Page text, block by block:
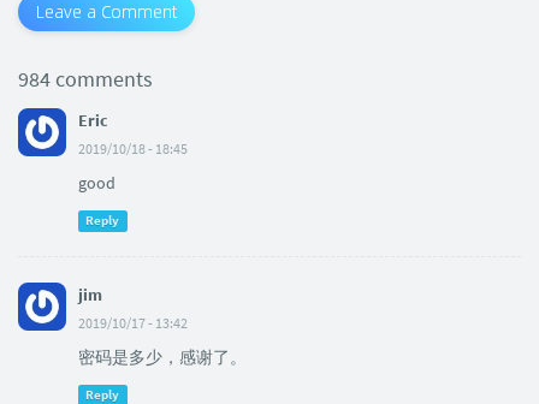
Leave a Comment
984 comments
Eric
2019/10/18 - 18:45
good
Reply
jim
2019/10/17 - 13:42
密码是多少，感谢了。
Reply